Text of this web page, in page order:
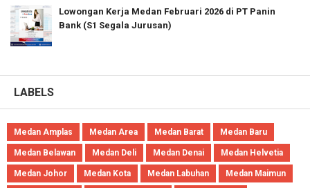
Lowongan Kerja Medan Februari 2026 di PT Panin
Bank (S1 Segala Jurusan)
LABELS
Medan Amplas Medan Area Medan Barat Medan Baru
Medan Belawan Medan Deli Medan Denai Medan Helvetia
Medan Johor Medan Kota Medan Labuhan Medan Maimun